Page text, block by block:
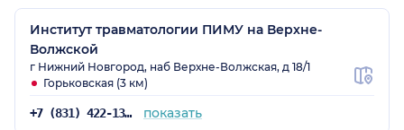
Институт травматологии ПИМУ на Верхне-
Волжской
г Нижний Новгород, наб Верхне-Волжская, д 18/1
Горьковская (3 км)
+7 (831) 422-13-30 показать